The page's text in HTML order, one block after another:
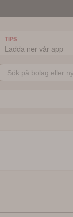
TIPS
Ladda ner vår app